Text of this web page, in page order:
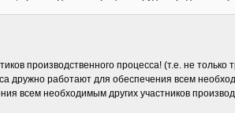
производственного процесса! (т.е. не только
дружно работают для обеспечения всем
всем необходимым других участников